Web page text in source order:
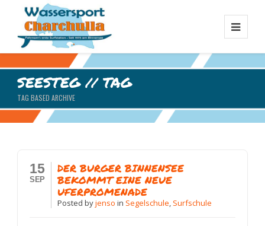
SEESTEG // TAG
TAG BASED ARCHIVE
15
SEP
DER BURGER BINNENSEE
BEKOMMT EINE NEUE
UFERPROMENADE
Postedbyjensoin Segelschule, Surfschule